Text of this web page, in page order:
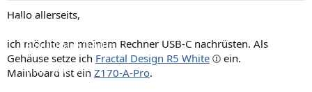
Aktuelles
Empfohlene Inhalte
Neue Beiträge
r
a
m
Hallo allerseits,
ich möchte an meinem Rechner USB-C nachrüsten. Als
Gehäuse setze ich Fractal Design R5 White
ein.
Mainboard ist ein Z170-A-Pro.